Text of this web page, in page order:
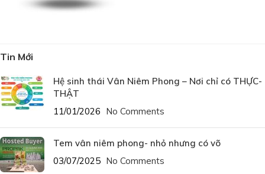
Tin Mới
Hệ sinh thái Vân Niêm Phong – Nơi chỉ có THỰC-
THẬT
11/01/2026 No Comments
Tem vân niêm phong- nhỏ nhưng có võ
03/07/2025 No Comments